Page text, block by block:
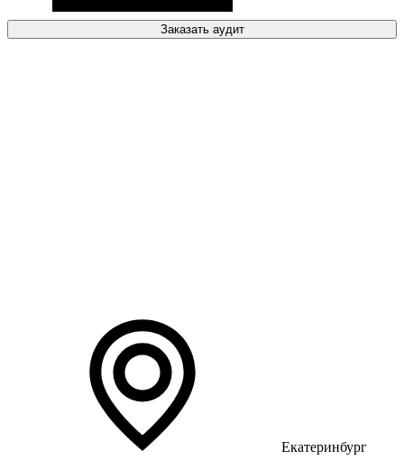
Заказать аудит
Екатеринбург